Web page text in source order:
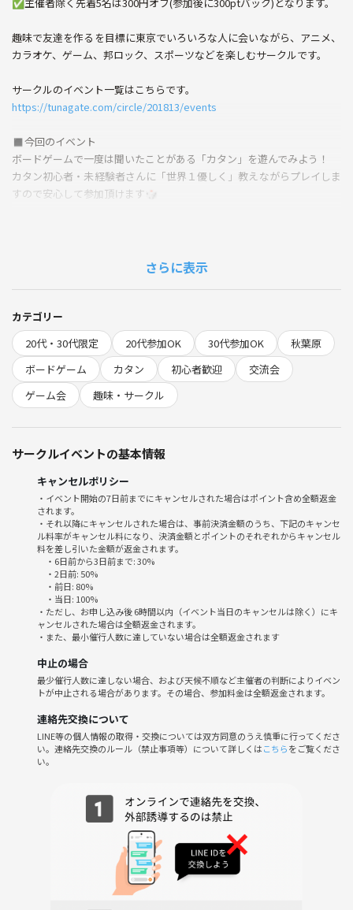
趣味で友達を作るを目標に東京でいろいろな人に会いながら、アニメ、
カラオケ、ゲーム、邦ロック、スポーツなどを楽しむサークルです。
サークルのイベント一覧はこちらです。
https://tunagate.com/circle/201813/events
◼️今回のイベント
ボードゲームで一度は聞いたことがある「カタン」を遊んでみよう！
カタン初心者・未経験者さんに「世界１優しく」教えながらプレイしま
すので安心して参加頂けます🎲
٩( 'ω' )و
🔷🔷カタン限定イベントの詳細です🔷🔷
・日時：4/23(木) 19:00~22:00 途中参加⭕️
・会場：秋葉原ボードゲームスペース 秋葉原駅徒歩10分
・💰料金：チケットを購入ください。友達と参加OK
<🔰カタン限定イベントの魅力ポイント🎲>
①「カタン」聞いたことはあるけどやってみたい方。
②有名なカタンをプレイしてみたい方。
③カタンを優しく教えながら楽しくプレイできます。
④カタン初心者だけど遊んでみたい方
⑤木曜日の夜にボードゲームを楽しみたい方。
⑥初参加の方は僕からお声がけします
⑦20代〜30代が多いです。
⑧普段ボードゲームをやらない方でも大丈夫です。
⑨1人参加・友達と参加OK ９割は1人参加です。
⑩男女比率は6・４です。変動する場合もあります。
◼️流れ
①集合・自己紹介
②ルール説明・カタンプレイ
③時間になったら終了
＜⚠️注意事項⚠️＞
※ポイントバックはイベント終了後2日以内に行われます。完了したら
ダイレクトメッセージで通知がきます。確認できない場合はお手数です
がとわまでご連絡ください。
※開始2時間前の時点で最小催行人数を下回っている場合は中止となり
ます。その場合は返金されます。場合によってはもっと早く判断するこ
さらに表示
カテゴリー
20代・30代限定
20代参加OK 30代参加OK
秋葉原
ボードゲーム
カタン 初心者歓迎
交流会
ゲーム会
趣味・サークル
サークルイベントの基本情報
キャンセルポリシー
・イベント開始の7日前までにキャンセルされた場合はポイント含め全額返金
されます。
・それ以降にキャンセルされた場合は、事前決済金額のうち、下記のキャンセ
ル料率がキャンセル料になり、決済金額とポイントのそれぞれからキャンセル
料を差し引いた金額が返金されます。
・6日前から3日前まで: 30%
・2日前: 50%
・前日: 80%
・当日: 100%
・ただし、お申し込み後 6時間以内（イベント当日のキャンセルは除く）にキ
ャンセルされた場合は全額返金されます。
・また、最小催行人数に達していない場合は全額返金されます
中止の場合
最少催行人数に達しない場合、および天候不順など主催者の判断によりイベン
トが中止される場合があります。その場合、参加料金は全額返金されます。
連絡先交換について
LINE等の個人情報の取得・交換については双方同意のうえ慎重に行ってくださ
い。連絡先交換のルール（禁止事項等）について詳しくはこちらをご覧くださ
い。